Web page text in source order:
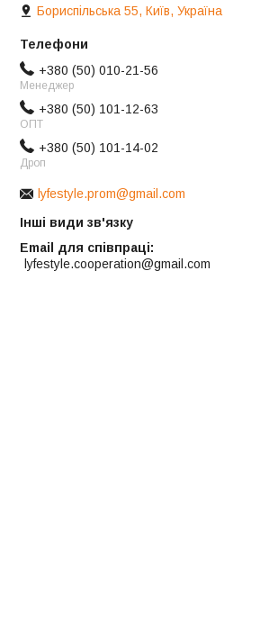
Бориспільська 55, Київ, Україна
+380 (50) 010-21-56
Менеджер
+380 (50) 101-12-63
ОПТ
+380 (50) 101-14-02
Дроп
lyfestyle.prom@gmail.com
Інші види зв'язку
Email для співпраці
lyfestyle.cooperation@gmail.com